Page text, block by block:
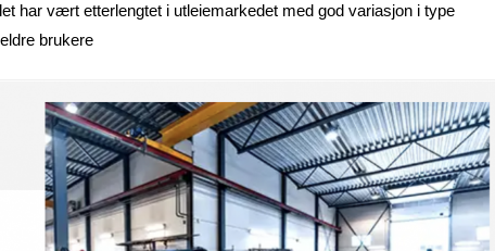
har vært etterlengtet i utleiemarkedet med god variasjon i type
brukere